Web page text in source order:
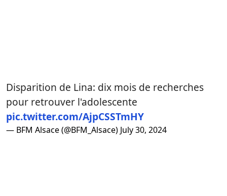
Disparition de Lina: dix mois de recherches
pour retrouver l'adolescente
pic.twitter.com/AjpCSSTmHY
— BFM Alsace (@BFM_Alsace) July 30, 2024